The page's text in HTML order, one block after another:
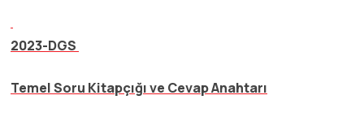
2023-DGS
Temel Soru Kitapçığı ve Cevap Anahtarı